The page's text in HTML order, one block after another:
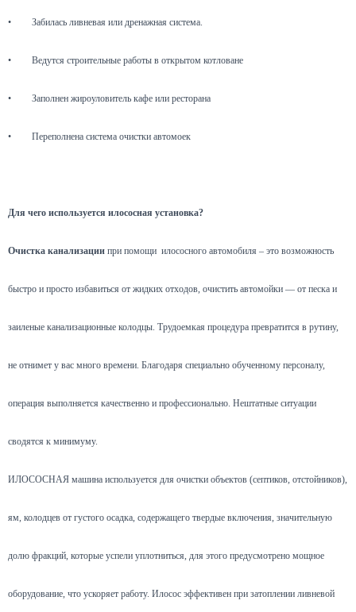
• Забилась ливневая или дренажная система.
• Ведутся строительные работы в открытом котловане
• Заполнен жироуловитель кафе или ресторана
• Переполнена система очистки автомоек
Для чего используется илососная установка?
Очистка канализации при помощи илососного автомобиля – это возможность
быстро и просто избавиться от жидких отходов, очистить автомойки — от песка и
заиленые канализационные колодцы. Трудоемкая процедура превратится в рутину,
не отнимет у вас много времени. Благодаря специально обученному персоналу,
операция выполняется качественно и профессионально. Нештатные ситуации
сводятся к минимуму.
ИЛОСОСНАЯ машина используется для очистки объектов (септиков, отстойников),
ям, колодцев от густого осадка, содержащего твердые включения, значительную
долю фракций, которые успели уплотниться, для этого предусмотрено мощное
оборудование, что ускоряет работу. Илосос эффективен при затоплении ливневой